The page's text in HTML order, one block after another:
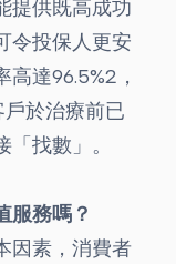
提供既高成功
令投保人更安
達96.5%2，
於治療前已
找數」。
服務嗎？
因素，消費者